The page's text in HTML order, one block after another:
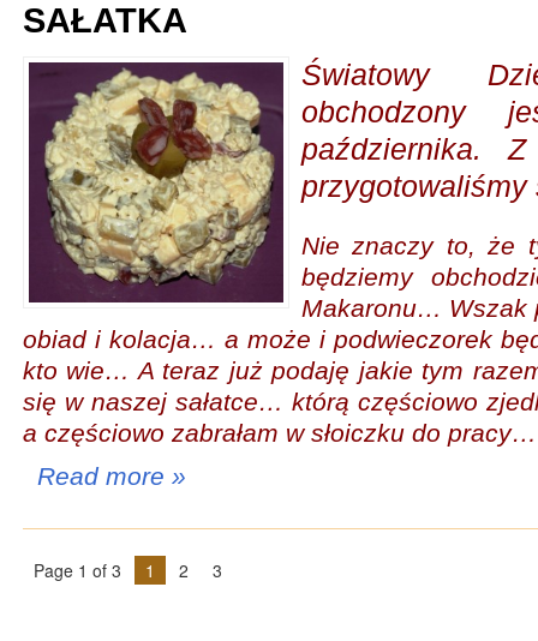
SAŁATKA
Światowy
obchodzony
października.
przygotowaliśmy
Nie znaczy to, że
będziemy
Makaronu… Wszak
obiad i kolacja… a może i podwieczorek
kto wie… A teraz już podaję jakie tym
się w naszej sałatce… którą częściowo
a częściowo zabrałam w słoiczku do pracy…
Read more »
Page 1 of 3 1 2 3